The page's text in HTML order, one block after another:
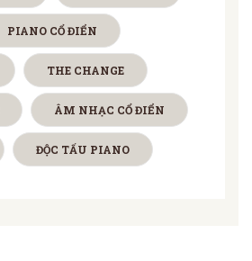
PIANO CỔ ĐIỂN
THE CHANGE
ÂM NHẠC CỔ ĐIỂN
ĐỘC TẤU PIANO